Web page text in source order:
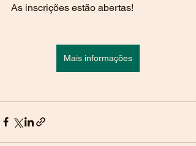
As inscrições estão abertas!
Mais informações